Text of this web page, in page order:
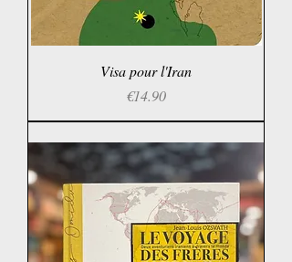
Visa pour l'Iran
Price
€14.90